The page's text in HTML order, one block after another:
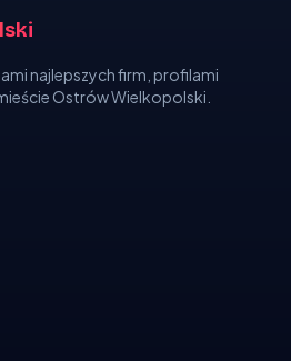
najlepszych firm, profilami
Ostrów Wielkopolski.